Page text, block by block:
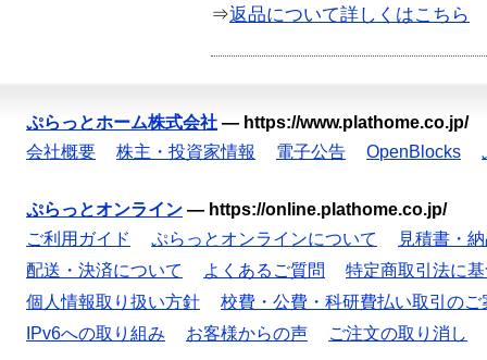
⇒返品について詳しくはこちら
ぷらっとホーム株式会社 — https://www.plathome.co.jp/
会社概要
株主・投資家情報 電子公告 OpenBlocks
ぷらっとオンライン — https://online.plathome.co.jp/
ご利用ガイド
ぷらっとオンラインについて
見積書・
配送・決済について
よくあるご質問
特定商取引法に
個人情報取り扱い方針
校費・公費・科研費払い取引のご
IPv6への取り組み
お客様からの声 ご注文の取り消し